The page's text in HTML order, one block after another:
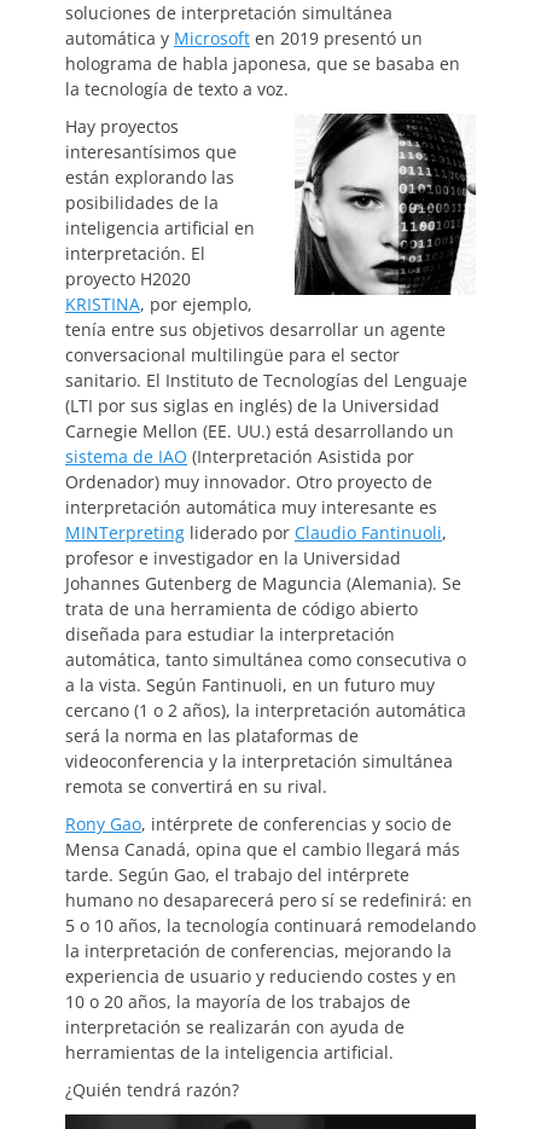
soluciones de interpretación simultánea
automática y Microsoft en 2019 presentó un
holograma de habla japonesa, que se basaba en
la tecnología de texto a voz.
Hay proyectos
interesantísimos que
están explorando las
posibilidades de la
inteligencia artificial en
interpretación. El
proyecto H2020
KRISTINA, por ejemplo,
tenía entre sus objetivos desarrollar un agente
conversacional multilingüe para el sector
sanitario. El Instituto de Tecnologías del Lenguaje
(LTI por sus siglas en inglés) de la Universidad
Carnegie Mellon (EE. UU.) está desarrollando un
sistema de IAO (Interpretación Asistida por
Ordenador) muy innovador. Otro proyecto de
interpretación automática muy interesante es
MINTerpreting liderado por Claudio Fantinuoli,
profesor e investigador en la Universidad
Johannes Gutenberg de Maguncia (Alemania). Se
trata de una herramienta de código abierto
diseñada para estudiar la interpretación
automática, tanto simultánea como consecutiva o
a la vista. Según Fantinuoli, en un futuro muy
cercano (1 o 2 años), la interpretación automática
será la norma en las plataformas de
videoconferencia y la interpretación simultánea
remota se convertirá en su rival.
Rony Gao, intérprete de conferencias y socio de
Mensa Canadá, opina que el cambio llegará más
tarde. Según Gao, el trabajo del intérprete
humano no desaparecerá pero sí se redefinirá: en
5 o 10 años, la tecnología continuará remodelando
la interpretación de conferencias, mejorando la
experiencia de usuario y reduciendo costes y en
10 o 20 años, la mayoría de los trabajos de
interpretación se realizarán con ayuda de
herramientas de la inteligencia artificial.
¿Quién tendrá razón?